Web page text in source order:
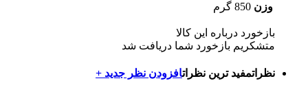
وزن 850 گرم
بازخورد درباره این کالا
متشکریم بازخورد شما دریافت شد
نظراتمفید ترین نظراتافزودن نظر جدید +